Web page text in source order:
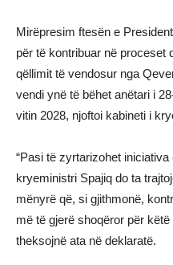
Mirëpresim ftesën e
për të kontribuar në proceset
qëllimit të vendosur nga
vendi ynë të bëhet anëtari i
vitin 2028, njoftoi kabineti i
“Pasi të zyrtarizohet
kryeministri Spajiq do ta
mënyrë që, si gjithmonë,
më të gjerë shoqëror për
theksojnë ata në deklaratë.